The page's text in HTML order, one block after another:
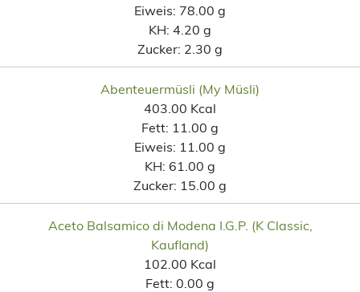
Eiweis: 78.00 g
KH: 4.20 g
Zucker: 2.30 g
Abenteuermüsli (My Müsli)
403.00 Kcal
Fett: 11.00 g
Eiweis: 11.00 g
KH: 61.00 g
Zucker: 15.00 g
Aceto Balsamico di Modena I.G.P. (K Classic,
Kaufland)
102.00 Kcal
Fett: 0.00 g